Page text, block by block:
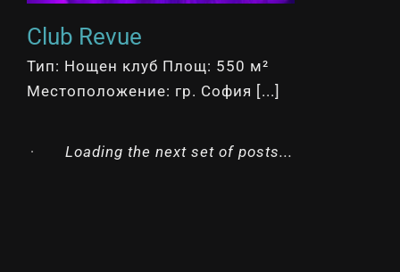
Club Revue
Тип: Нощен клуб Площ: 550 м²
Местоположение: гр. София [...]
Loading the next set of posts...